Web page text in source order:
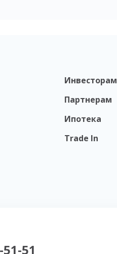
Инвесторам
Партнерам
Ипотека
Trade In
51